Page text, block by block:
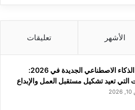
الأشهر تعليقات
أدوات الذكاء الاصطناعي الجديدة في 2026:
التي تعيد تشكيل مستقبل العمل والإبداع